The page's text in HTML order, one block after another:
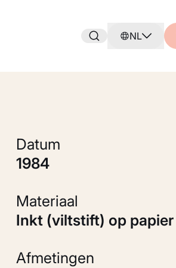
NL
Datum
1984
Materiaal
Inkt (viltstift) op papier
Afmetingen